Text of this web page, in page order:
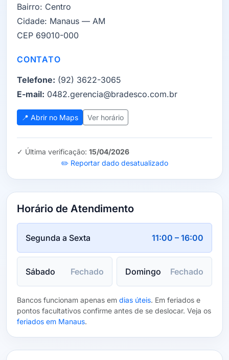
Bairro: Centro
Cidade: Manaus — AM
CEP 69010-000
CONTATO
Telefone: (92) 3622-3065
E-mail: 0482.gerencia@bradesco.com.br
📍 Abrir no Maps Ver horário
✓ Última verificação: 15/04/2026
✏️ Reportar dado desatualizado
Horário de Atendimento
Segunda a Sexta 11:00 – 16:00
Sábado Fechado Domingo Fechado
Bancos funcionam apenas em dias úteis. Em feriados e
pontos facultativos confirme antes de se deslocar. Veja os
feriados em Manaus.